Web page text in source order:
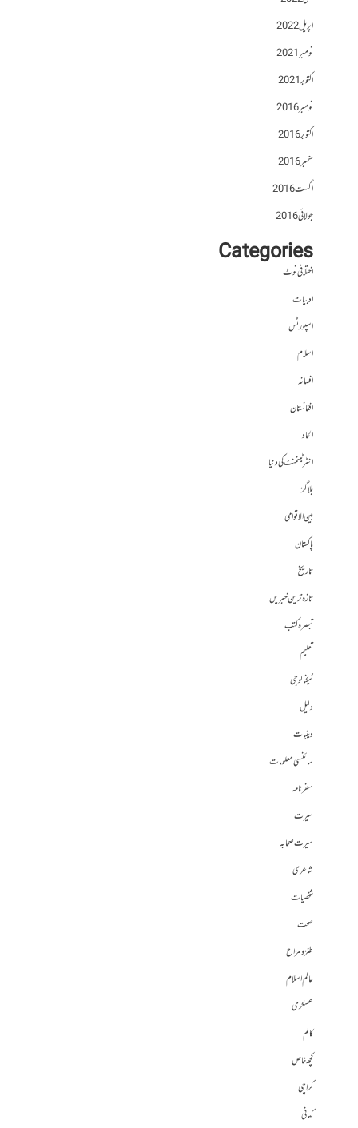
اپریل 2022
نومبر 2021
اکتوبر 2021
نومبر 2016
اکتوبر 2016
ستمبر 2016
اگست 2016
جولائی 2016
Categories
اختلافی نوٹ
ادبیات
اسپورٹس
اسلام
افسانہ
افغانستان
الحاد
انٹرٹینمنٹ کی دنیا
بلاگز
بین الاقوامی
پاکستان
تاریخ
تازہ ترین خبریں
تبصرہ کتب
تعلیم
ٹیکنالوجی
دلیل
دینیات
سائنسی معلومات
سفرنامہ
سیرت
سیرت صحابہ
شاعری
شخصیات
صحت
طنز و مزاح
عالم اسلام
عسکری
کالم
کچھ خاص
کراچی
کہانی